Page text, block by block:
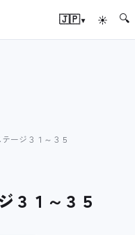
🇯🇵▾ ☀ 🔍
テージ３１～３５
３１～３５